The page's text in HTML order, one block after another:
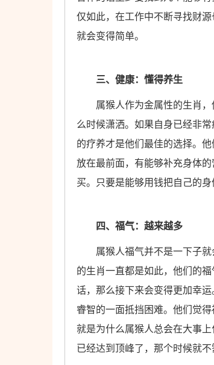
仅如此，在工作中不断寻找财
就会变得简单。
三、健康：懂得养生
属猴人作为金属性的生肖，
么时候潇洒。如果自身已经非
的疗养才是他们最佳的选择。
放在最前面，有能够补充身体
买。只要是能够用钱把自己的
四、福气：越来越多
属猴人福气并不是一下子就
的生肖一直都是如此，他们的
话，那么接下来会变得更加幸
睿智的一面抵挡困难。他们觉
就是为什么属猴人总会在大事
已经达到顶峰了，那个时候就